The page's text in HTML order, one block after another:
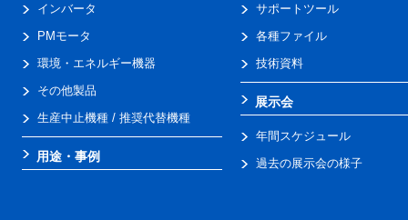
インバータ
PMモータ
環境・エネルギー機器
その他製品
生産中止機種 / 推奨代替機種
用途・事例
サポートツール
各種ファイル
技術資料
展示会
年間スケジュール
過去の展示会の様子